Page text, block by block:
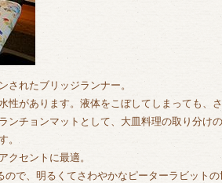
されたブリッジランナー。
性があります。液体をこぼしてしまっても、
ンチョンマットとして、大皿料理の取り分け
。
クセントに最適。
で、明るくてさわやかなピーターラビットの